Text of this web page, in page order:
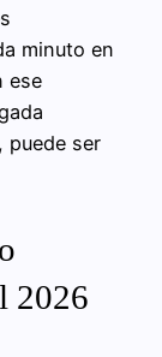
minuto en
ese
puede ser
2026